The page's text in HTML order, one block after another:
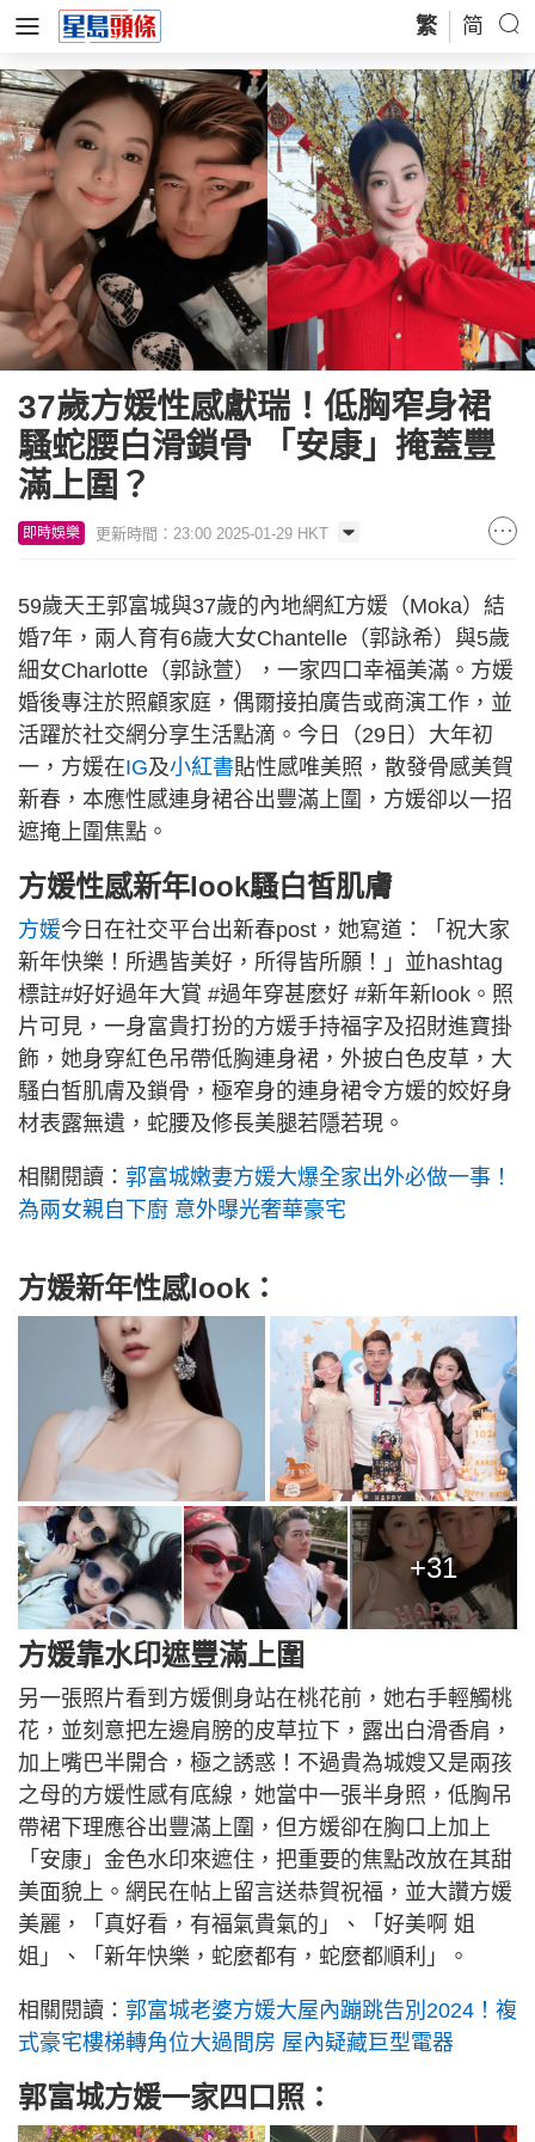
繁 简
37歲方媛性感獻瑞！低胸窄身裙
騷蛇腰白滑鎖骨 「安康」掩蓋豐
滿上圍？
即時娛樂 更新時間：23:00 2025-01-29 HKT
59歲天王郭富城與37歲的內地網紅方媛（Moka）結
婚7年，兩人育有6歲大女Chantelle（郭詠希）與5歲
細女Charlotte（郭詠萱），一家四口幸福美滿。方媛
婚後專注於照顧家庭，偶爾接拍廣告或商演工作，並
活躍於社交網分享生活點滴。今日（29日）大年初
一，方媛在IG及小紅書貼性感唯美照，散發骨感美賀
新春，本應性感連身裙谷出豐滿上圍，方媛卻以一招
遮掩上圍焦點。
方媛性感新年look騷白皙肌膚
方媛今日在社交平台出新春post，她寫道：「祝大家
新年快樂！所遇皆美好，所得皆所願！」並hashtag
標註#好好過年大賞 #過年穿甚麼好 #新年新look。照
片可見，一身富貴打扮的方媛手持福字及招財進寶掛
飾，她身穿紅色吊帶低胸連身裙，外披白色皮草，大
騷白皙肌膚及鎖骨，極窄身的連身裙令方媛的姣好身
材表露無遺，蛇腰及修長美腿若隱若現。
相關閱讀： 郭富城嫩妻方媛大爆全家出外必做一事！
為兩女親自下廚 意外曝光奢華豪宅
方媛新年性感look：
+31
方媛靠水印遮豐滿上圍
另一張照片看到方媛側身站在桃花前，她右手輕觸桃
花，並刻意把左邊肩膀的皮草拉下，露出白滑香肩，
加上嘴巴半開合，極之誘惑！不過貴為城嫂又是兩孩
之母的方媛性感有底線，她當中一張半身照，低胸吊
帶裙下理應谷出豐滿上圍，但方媛卻在胸口上加上
「安康」金色水印來遮住，把重要的焦點改放在其甜
美面貌上。網民在帖上留言送恭賀祝福，並大讚方媛
美麗，「真好看，有福氣貴氣的」、「好美啊 姐
姐」、「新年快樂，蛇麼都有，蛇麼都順利」。
相關閱讀： 郭富城老婆方媛大屋內蹦跳告別2024！複
式豪宅樓梯轉角位大過間房 屋內疑藏巨型電器
郭富城方媛一家四口照：